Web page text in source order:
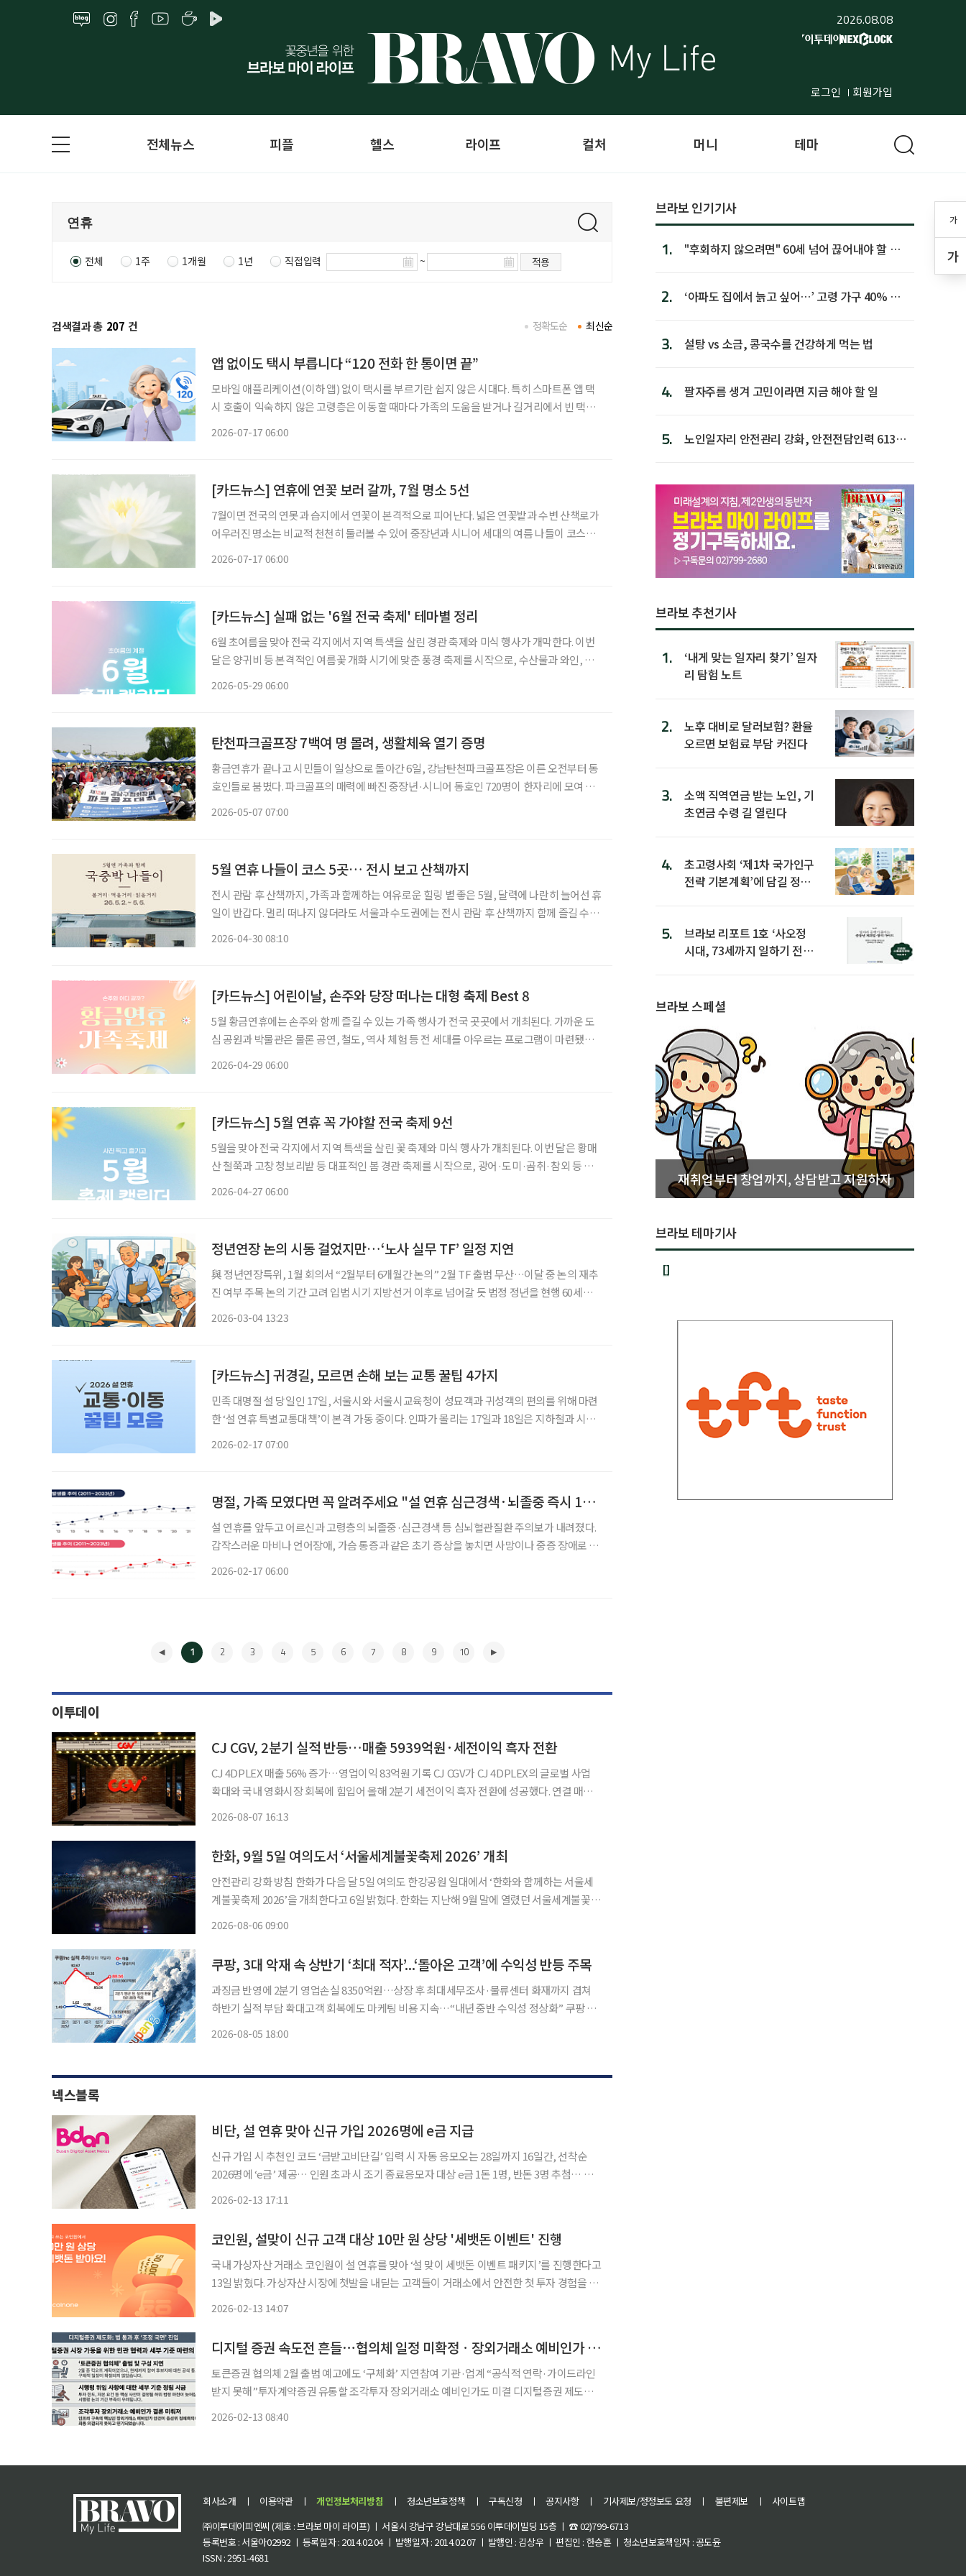
2026.08.08
로그인 회원가입
가
가
전체뉴스 피플 헬스 라이프 컬처 머니 테마
전체 1주 1개월 1년 직접입력 ~ 적용
검색결과 총 207 건 최신순
정확도순
앱 없이도 택시 부릅니다 “120 전화 한 통이면 끝”
모바일 애플리케이션(이하 앱) 없이 택시를 부르기란 쉽지 않은 시대다. 특히 스마트폰 앱 택
시 호출이 익숙하지 않은 고령층은 이동할 때마다 가족의 도움을 받거나 길거리에서 빈 택시
2026-07-17 06:00
[카드뉴스] 연휴에 연꽃 보러 갈까, 7월 명소 5선
7월이면 전국의 연못과 습지에서 연꽃이 본격적으로 피어난다. 넓은 연꽃밭과 수변 산책로가
어우러진 명소는 비교적 천천히 둘러볼 수 있어 중장년과 시니어 세대의 여름 나들이 코스로
2026-07-17 06:00
[카드뉴스] 실패 없는 '6월 전국 축제' 테마별 정리
6월 초여름을 맞아 전국 각지에서 지역 특색을 살린 경관 축제와 미식 행사가 개막한다. 이번
달은 양귀비 등 본격적인 여름꽃 개화 시기에 맞춘 풍경 축제를 시작으로, 수산물과 와인, 복
2026-05-29 06:00
탄천파크골프장 7백여 명 몰려, 생활체육 열기 증명
황금연휴가 끝나고 시민들이 일상으로 돌아간 6일, 강남탄천파크골프장은 이른 오전부터 동
호인들로 붐볐다. 파크골프의 매력에 빠진 중장년·시니어 동호인 720명이 한자리에 모여 그
2026-05-07 07:00
5월 연휴 나들이 코스 5곳… 전시 보고 산책까지
전시 관람 후 산책까지, 가족과 함께하는 여유로운 힐링 볕 좋은 5월, 달력에 나란히 늘어선 휴
일이 반갑다. 멀리 떠나지 않더라도 서울과 수도권에는 전시 관람 후 산책까지 함께 즐길 수 있
2026-04-30 08:10
[카드뉴스] 어린이날, 손주와 당장 떠나는 대형 축제 Best 8
5월 황금연휴에는 손주와 함께 즐길 수 있는 가족 행사가 전국 곳곳에서 개최된다. 가까운 도
심 공원과 박물관은 물론 공연, 철도, 역사 체험 등 전 세대를 아우르는 프로그램이 마련됐다.
2026-04-29 06:00
[카드뉴스] 5월 연휴 꼭 가야할 전국 축제 9선
5월을 맞아 전국 각지에서 지역 특색을 살린 꽃 축제와 미식 행사가 개최된다. 이번 달은 황매
산 철쭉과 고창 청보리밭 등 대표적인 봄 경관 축제를 시작으로, 광어·도미·곰취·참외 등 계
2026-04-27 06:00
정년연장 논의 시동 걸었지만…‘노사 실무 TF’ 일정 지연
與 정년연장특위, 1월 회의서 “2월부터 6개월간 논의” 2월 TF 출범 무산…이달 중 논의 재추
진 여부 주목 논의 기간 고려 입법 시기 지방선거 이후로 넘어갈 듯 법정 정년을 현행 60세에
2026-03-04 13:23
[카드뉴스] 귀경길, 모르면 손해 보는 교통 꿀팁 4가지
민족 대명절 설 당일인 17일, 서울시와 서울시교육청이 성묘객과 귀성객의 편의를 위해 마련
한 ‘설 연휴 특별교통대책’이 본격 가동 중이다. 인파가 몰리는 17일과 18일은 지하철과 시내
2026-02-17 07:00
명절, 가족 모였다면 꼭 알려주세요 "설 연휴 심근경색·뇌졸중 즉시 119"
설 연휴를 앞두고 어르신과 고령층의 뇌졸중·심근경색 등 심뇌혈관질환 주의보가 내려졌다.
갑작스러운 마비나 언어장애, 가슴 통증과 같은 초기 증상을 놓치면 사망이나 중증 장애로 이
2026-02-17 06:00
1 2 3 4 5 6 7 8 9 10
이투데이
CJ CGV, 2분기 실적 반등…매출 5939억원·세전이익 흑자 전환
CJ 4DPLEX 매출 56% 증가…영업이익 83억원 기록 CJ CGV가 CJ 4DPLEX의 글로벌 사업
확대와 국내 영화시장 회복에 힘입어 올해 2분기 세전이익 흑자 전환에 성공했다. 연결 매출
2026-08-07 16:13
한화, 9월 5일 여의도서 ‘서울세계불꽃축제 2026’ 개최
안전관리 강화 방침 한화가 다음 달 5일 여의도 한강공원 일대에서 ‘한화와 함께하는 서울세
계불꽃축제 2026’을 개최한다고 6일 밝혔다. 한화는 지난해 9월 말에 열렸던 서울세계불꽃축
2026-08-06 09:00
쿠팡, 3대 악재 속 상반기 ‘최대 적자’...‘돌아온 고객’에 수익성 반등 주목
과징금 반영에 2분기 영업손실 8350억원…상장 후 최대세무조사·물류센터 화재까지 겹쳐
하반기 실적 부담 확대고객 회복에도 마케팅 비용 지속…“내년 중반 수익성 정상화” 쿠팡 모
2026-08-05 18:00
넥스블록
비단, 설 연휴 맞아 신규 가입 2026명에 e금 지급
신규 가입 시 추천인 코드 ‘금받고비단길’ 입력 시 자동 응모오는 28일까지 16일간, 선착순
2026명에 ‘e금’ 제공… 인원 초과 시 조기 종료응모자 대상 e금 1돈 1명, 반돈 3명 추첨… 모
2026-02-13 17:11
코인원, 설맞이 신규 고객 대상 10만 원 상당 '세뱃돈 이벤트' 진행
국내 가상자산 거래소 코인원이 설 연휴를 맞아 ‘설 맞이 세뱃돈 이벤트 패키지’를 진행한다고
13일 밝혔다. 가상자산 시장에 첫발을 내딛는 고객들이 거래소에서 안전한 첫 투자 경험을 누
2026-02-13 14:07
디지털 증권 속도전 흔들⋯협의체 일정 미확정ㆍ장외거래소 예비인가 연기 영향
토큰증권 협의체 2월 출범 예고에도 ‘구체화’ 지연참여 기관·업계 “공식적 연락·가이드라인
받지 못해”투자계약증권 유통할 조각투자 장외거래소 예비인가도 미결 디지털증권 제도화
2026-02-13 08:40
브라보 인기기사
1.
"후회하지 않으려면" 60세 넘어 끊어내야 할 사
2.
‘아파도 집에서 늙고 싶어…’ 고령 가구 40% 노
3. 설탕 vs 소금, 콩국수를 건강하게 먹는 법
4. 팔자주름 생겨 고민이라면 지금 해야 할 일
5.
노인일자리 안전관리 강화, 안전전담인력 613명
브라보 추천기사
1.
‘내게 맞는 일자리 찾기’ 일자
리 탐험 노트
2.
노후 대비로 달러보험? 환율
오르면 보험료 부담 커진다
3.
소액 직역연금 받는 노인, 기
초연금 수령 길 열린다
4.
초고령사회 ‘제1차 국가인구
전략 기본계획’에 담길 정책
5.
브라보 리포트 1호 ‘사오정
시대, 73세까지 일하기 전략’
브라보 스페셜
재취업부터 창업까지, 상담받고 지원하자
브라보 테마기사
[]
회사소개 ㅣ 이용약관 ㅣ 개인정보처리방침 ㅣ 청소년보호정책 ㅣ 구독신청 ㅣ 공지사항 ㅣ 기사제보/정정보도 요청 ㅣ 불편제보 ㅣ
사이트맵
㈜이투데이피엔씨 (제호 : 브라보 마이 라이프) ㅣ 서울시 강남구 강남대로 556 이투데이빌딩 15층 ㅣ ☎ 02)799-6713
등록번호 : 서울아02992 ㅣ 등록일자 : 2014.02.04 ㅣ 발행일자 : 2014.02.07 ㅣ 발행인 : 김상우 ㅣ 편집인 : 한승훈 ㅣ 청소년보호책임자 : 공도윤
ISSN : 2951-4681